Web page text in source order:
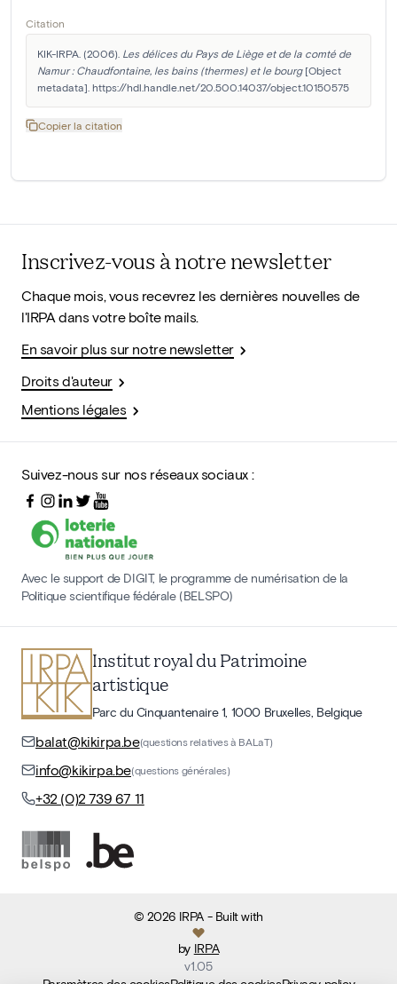
Citation
KIK-IRPA. (2006). Les délices du Pays de Liège et de la comté de
Namur : Chaudfontaine, les bains (thermes) et le bourg [Object
metadata]. https://hdl.handle.net/20.500.14037/object.10150575
Copier la citation
Inscrivez-vous à notre newsletter
Chaque mois, vous recevrez les dernières nouvelles de
l'IRPA dans votre boîte mails.
En savoir plus sur notre newsletter
Droits d'auteur
Mentions légales
Suivez-nous sur nos réseaux sociaux :
Avec le support de DIGIT, le programme de numérisation de la
Politique scientifique fédérale (BELSPO)
Institut royal du Patrimoine
artistique
Parc du Cinquantenaire 1, 1000 Bruxelles, Belgique
balat@kikirpa.be(questions relatives à BALaT)
info@kikirpa.be(questions générales)
+32 (0)2 739 67 11
©2026 IRPA- Built with
by IRPA
v1.05